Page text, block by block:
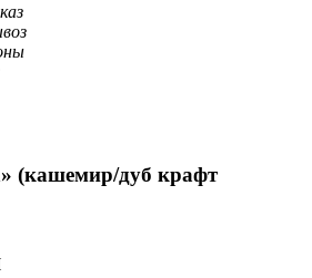
(кашемир/дуб крафт